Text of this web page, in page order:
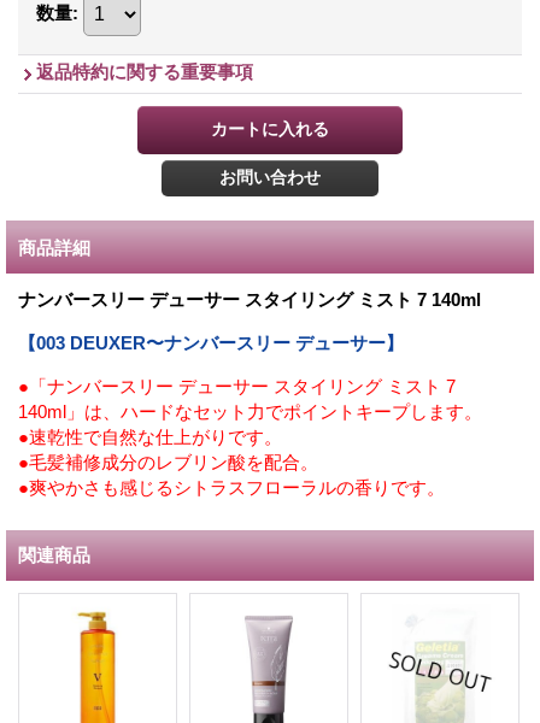
数量:
返品特約に関する重要事項
商品詳細
ナンバースリー デューサー スタイリング ミスト 7 140ml
【003 DEUXER〜ナンバースリー デューサー】
●「ナンバースリー デューサー スタイリング ミスト 7
140ml」は、ハードなセット力でポイントキープします。
●速乾性で自然な仕上がりです。
●毛髪補修成分のレブリン酸を配合。
●爽やかさも感じるシトラスフローラルの香りです。
関連商品